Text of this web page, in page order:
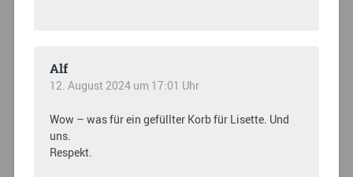
Alf
12. August 2024 um 17:01 Uhr
Wow – was für ein gefüllter Korb für Lisette. Und
uns.
Respekt.